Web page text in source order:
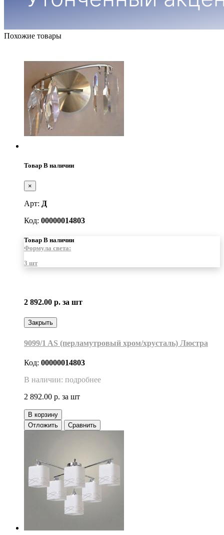
Похожие товары
Товар В наличии
×
Арт: Д
Код: 00000014803
Товар В наличии
Формула света:
3 шт
2 892.00 р. за шт
Закрыть
9099/1 AS (перламутровый хром/хрусталь) Люстра
Код: 00000014803
В наличии: подробнее
2 892.00 р. за шт
В корзину
Отложить
Сравнить